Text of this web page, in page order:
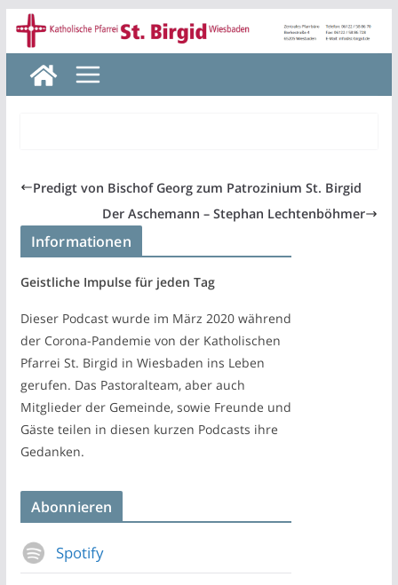
Zum
Inhalt
springen
Predigt von Bischof Georg zum Patrozinium St. Birgid
Der Aschemann – Stephan Lechtenböhmer
Informationen
Geistliche Impulse für jeden Tag
Dieser Podcast wurde im März 2020 während
der Corona-Pandemie von der Katholischen
Pfarrei St. Birgid in Wiesbaden ins Leben
gerufen. Das Pastoralteam, aber auch
Mitglieder der Gemeinde, sowie Freunde und
Gäste teilen in diesen kurzen Podcasts ihre
Gedanken.
Abonnieren
Spotify